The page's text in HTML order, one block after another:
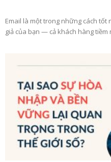
Email là một trong những cách tốt
giả của bạn — cả khách hàng tiềm